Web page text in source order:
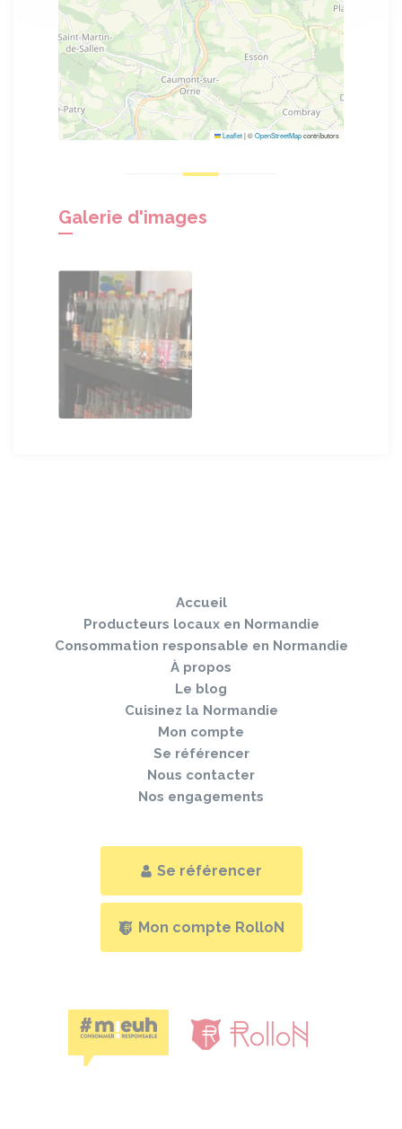
Leaflet|©OpenStreetMapcontributors
Galerie d'images
Accueil
Producteurs locaux en Normandie
Consommation responsable en Normandie
À propos
Le blog
Cuisinez la Normandie
Mon compte
Se référencer
Nous contacter
Nos engagements
Se référencer
Mon compte RolloN